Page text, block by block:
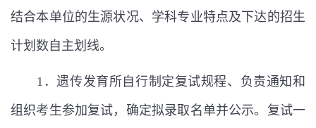
结合本单位的生源状况、学科专业特点及下达的招生
计划数自主划线。
1 ．遗传发育所自行制定复试规程、负责通知和
组织考生参加复试，确定拟录取名单并公示。复试一